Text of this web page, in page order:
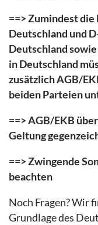
==> Zumindest
Deutschland und
Deutschland
in Deutschland
zusätzlich AGB/
beiden Parteien
==> AGB/EKB
Geltung
==> Zwingende
beachten
Noch Fragen? Wir
Grundlage des